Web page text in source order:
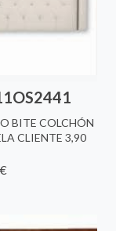
BITE COLCHÓN
CLIENTE 3,90